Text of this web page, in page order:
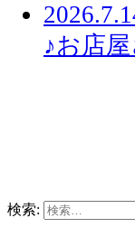
♪お店
検索: